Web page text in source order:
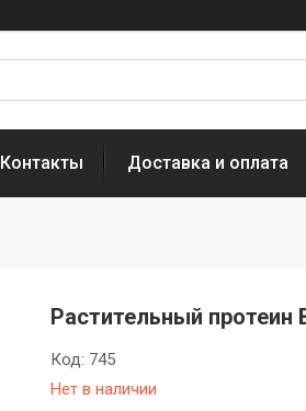
Контакты Доставка и оплата
Растительный протеин
Нет в наличии
Код: 745